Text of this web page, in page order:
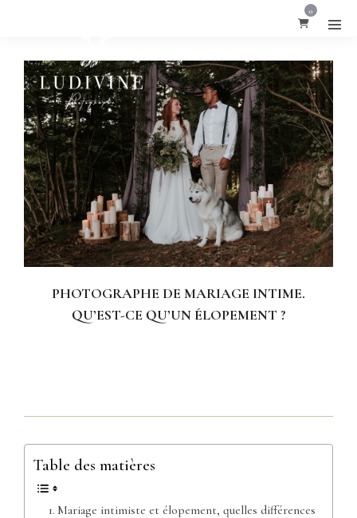
0
PHOTOGRAPHE DE MARIAGE INTIME.
QU’EST-CE QU’UN ÉLOPEMENT ?
Table des matières
Mariage intimiste et élopement, quelles différences